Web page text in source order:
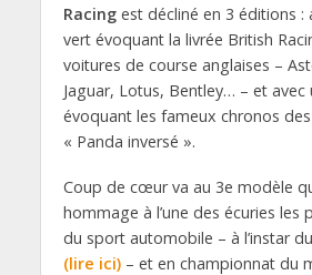
Racingest décliné en 3 éditions :
vert évoquant la livrée British
voitures de course anglaises –
Jaguar, Lotus, Bentley… – et avec
évoquant les fameux chronos
« Panda inversé ».
Coup de cœur va au 3e modèle
hommage à l’une des écuries les
du sport automobile – à l’instar du
(lire ici)– et en championnat du